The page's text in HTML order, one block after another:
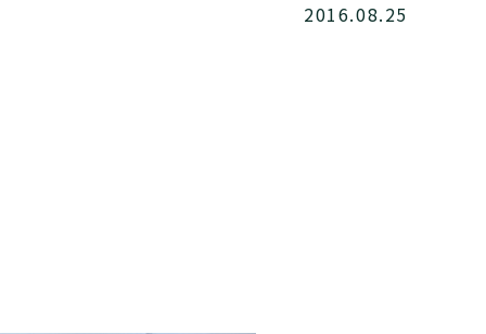
2016.08.25